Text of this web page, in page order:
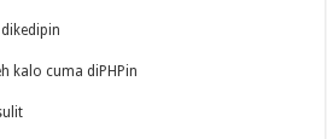
kalo cuma diPHPin